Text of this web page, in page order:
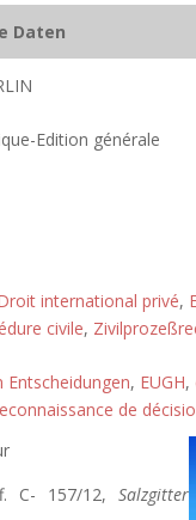
Daten
Edition générale
international privé,
civile,
Entscheidungen, EUGH,
de
C- 157/12,Salzgitter